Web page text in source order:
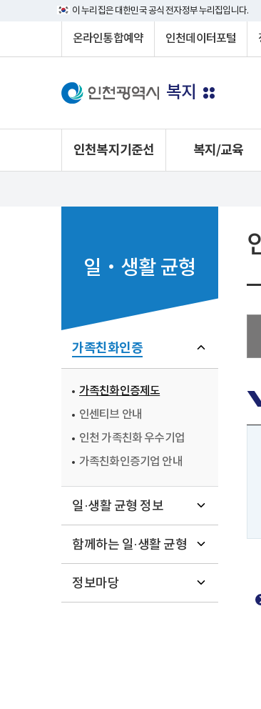
이 누리집은 대한민국 공식 전자정부 누리집입니다.
온라인통합예약 인천데이터포털
복지
인천복지기준선 복지/교육
일‧생활 균형
가족친화인증
가족친화인증제도
인센티브 안내
인천 가족친화 우수기업
가족친화인증기업 안내
일·생활 균형 정보
함께하는 일·생활 균형
정보마당